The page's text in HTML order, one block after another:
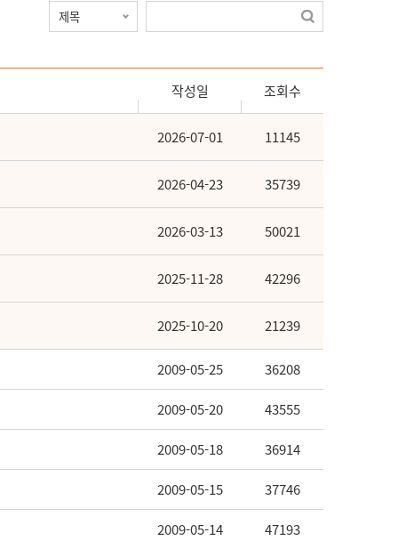
작성일 조회수
2026-07-01 11145
2026-04-23 35739
2026-03-13 50021
2025-11-28 42296
2025-10-20 21239
2009-05-25 36208
2009-05-20 43555
2009-05-18 36914
2009-05-15 37746
2009-05-14 47193